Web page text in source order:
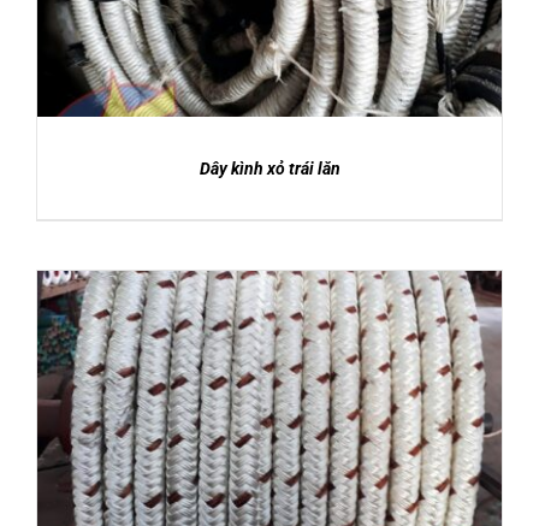
Dây kình xỏ trái lăn
DETAILS